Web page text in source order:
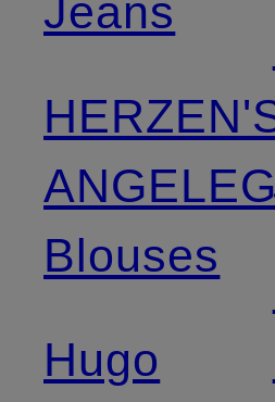
Jeans
Blouses
Hugo